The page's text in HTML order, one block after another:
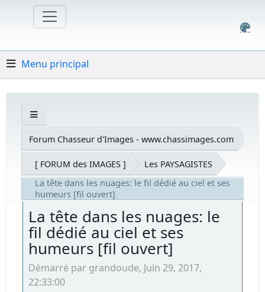
Menu principal
Forum Chasseur d'Images - www.chassimages.com
[ FORUM des IMAGES ]
Les PAYSAGISTES
La tête dans les nuages: le fil dédié au ciel et ses
humeurs [fil ouvert]
La tête dans les nuages: le
fil dédié au ciel et ses
humeurs [fil ouvert]
Démarré par grandoude, Juin 29, 2017,
22:33:00